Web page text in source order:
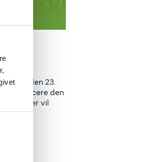
den 23.
introducere den
Der vil